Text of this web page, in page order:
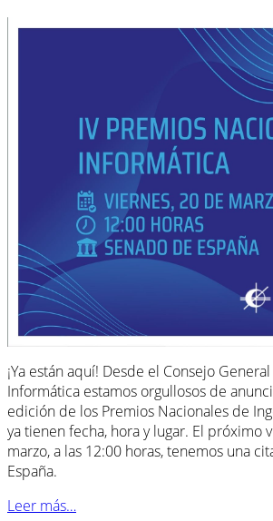
¡Ya están aquí! Desde el Consejo
Informática estamos orgullosos de
edición de los Premios Nacionales de
ya tienen fecha, hora y lugar. El próximo
marzo, a las 12:00 horas, tenemos una
España.
Leer más…